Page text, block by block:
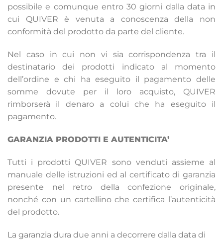
possibile e comunque entro 30 giorni dalla data in
cui QUIVER è venuta a conoscenza della non
conformità del prodotto da parte del cliente.
Nel caso in cui non vi sia corrispondenza tra il
destinatario dei prodotti indicato al momento
dell’ordine e chi ha eseguito il pagamento delle
somme dovute per il loro acquisto, QUIVER
rimborserà il denaro a colui che ha eseguito il
pagamento.
GARANZIA PRODOTTI E AUTENTICITA’
Tutti i prodotti QUIVER sono venduti assieme al
manuale delle istruzioni ed al certificato di garanzia
presente nel retro della confezione originale,
nonché con un cartellino che certifica l’autenticità
del prodotto.
La garanzia dura due anni a decorrere dalla data di